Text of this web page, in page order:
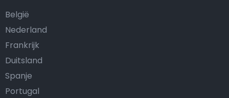
België
Nederland
Frankrijk
Duitsland
Spanje
Portugal